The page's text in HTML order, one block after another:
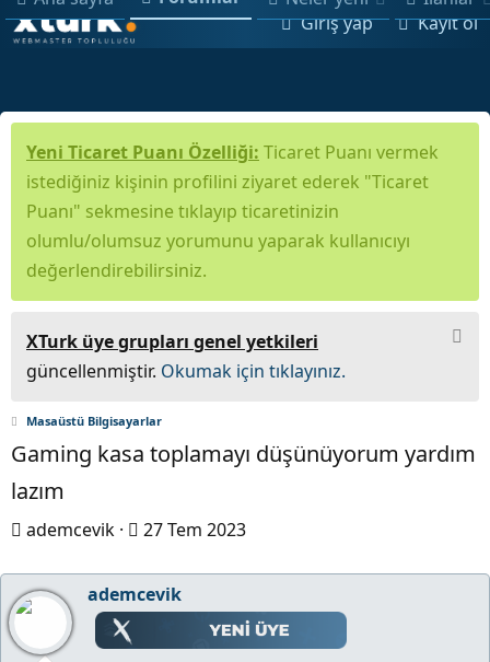
Giriş yap Kayıt ol
Yeni Ticaret Puanı Özelliği: Ticaret Puanı vermek
istediğiniz kişinin profilini ziyaret ederek "Ticaret
Puanı" sekmesine tıklayıp ticaretinizin
olumlu/olumsuz yorumunu yaparak kullanıcıyı
değerlendirebilirsiniz.
XTurk üye grupları genel yetkileri
güncellenmiştir. Okumak için tıklayınız.
Masaüstü Bilgisayarlar
Gaming kasa toplamayı düşünüyorum yardım
lazım
K
n
b
u
ademcevik
B
ş
l
a
27 Tem 2023
ademcevik